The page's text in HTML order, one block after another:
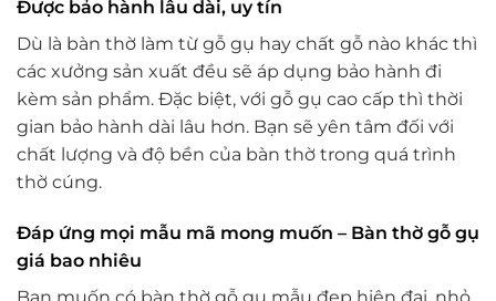
Được bảo hành lâu dài, uy tín
Dù là bàn thờ làm từ gỗ gụ hay chất gỗ nào khác thì
các xưởng sản xuất đều sẽ áp dụng bảo hành đi
kèm sản phẩm. Đặc biệt, với gỗ gụ cao cấp thì thời
gian bảo hành dài lâu hơn. Bạn sẽ yên tâm đối với
chất lượng và độ bền của bàn thờ trong quá trình
thờ cúng.
Đáp ứng mọi mẫu mã mong muốn – Bàn thờ gỗ gụ
giá bao nhiêu